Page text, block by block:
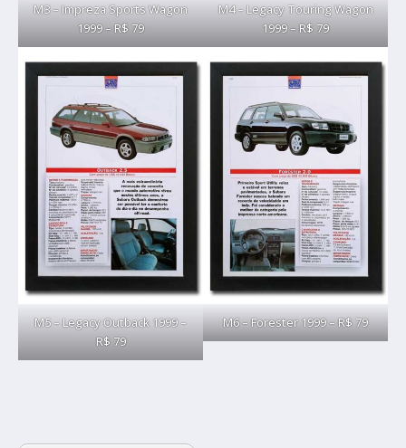
M3 – Impreza Sports Wagon
1999 – R$ 79
M4 – Legacy Touring Wagon
1999 – R$ 79
M5 – Legacy Outback 1999 –
R$ 79
M6 – Forester 1999 – R$ 79